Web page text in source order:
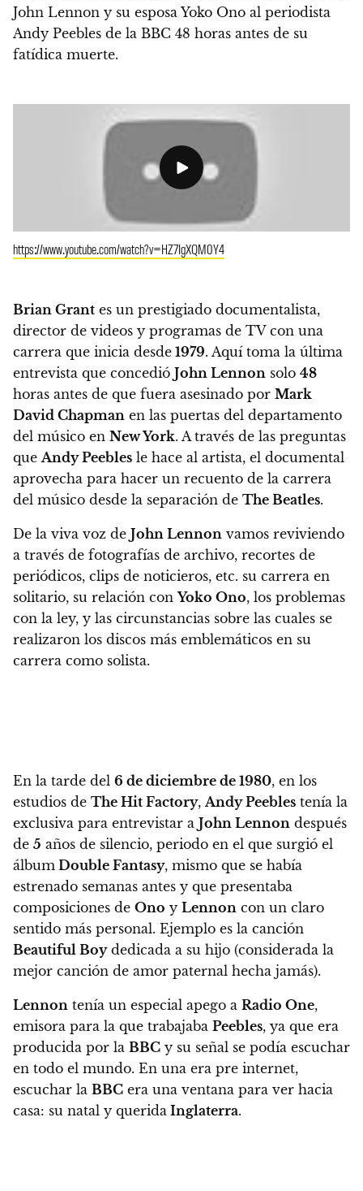
John Lennon y su esposa Yoko Ono al periodista
Andy Peebles de la BBC 48 horas antes de su
fatídica muerte.
https://www.youtube.com/watch?v=HZ7IgXQM0Y4
Brian Grant es un prestigiado documentalista,
director de videos y programas de TV con una
carrera que inicia desde 1979. Aquí toma la última
entrevista que concedió John Lennon solo 48
horas antes de que fuera asesinado por Mark
David Chapman en las puertas del departamento
del músico en New York. A través de las preguntas
que Andy Peebles le hace al artista, el documental
aprovecha para hacer un recuento de la carrera
del músico desde la separación de The Beatles.
De la viva voz de John Lennon vamos reviviendo
a través de fotografías de archivo, recortes de
periódicos, clips de noticieros, etc. su carrera en
solitario, su relación conYoko Ono, los problemas
con la ley, y las circunstancias sobre las cuales se
realizaron los discos más emblemáticos en su
carrera como solista.
En la tarde del 6 de diciembre de 1980, en los
estudios de The Hit Factory, Andy Peebles tenía la
exclusiva para entrevistar a John Lennon después
de 5 años de silencio, periodo en el que surgió el
álbum Double Fantasy, mismo que se había
estrenado semanas antes y que presentaba
composiciones de Ono y Lennon con un claro
sentido más personal. Ejemplo es la canción
Beautiful Boydedicada a su hijo (considerada la
mejor canción de amor paternal hecha jamás).
Lennon tenía un especial apego a Radio One,
emisora para la que trabajaba Peebles, ya que era
producida por la BBC y su señal se podía escuchar
en todo el mundo. En una era pre internet,
escuchar la BBC era una ventana para ver hacia
casa: su natal y querida Inglaterra.